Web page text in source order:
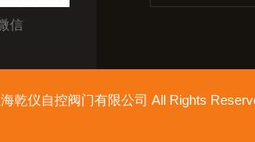
信
乾仪自控阀门有限公司 All Rights